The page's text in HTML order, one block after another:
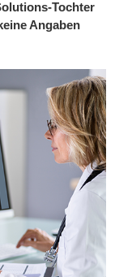
Tochter
Angaben